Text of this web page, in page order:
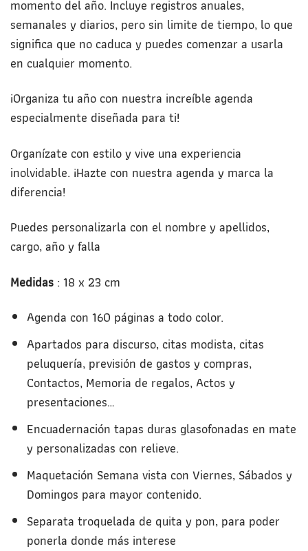
momento del año. Incluye registros anuales,
semanales y diarios, pero sin limite de tiempo, lo que
significa que no caduca y puedes comenzar a usarla
en cualquier momento.
¡Organiza tu año con nuestra increíble agenda
especialmente diseñada para ti!
Organízate con estilo y vive una experiencia
inolvidable. ¡Hazte con nuestra agenda y marca la
diferencia!
Puedes personalizarla con el nombre y apellidos,
cargo, año y falla
Medidas : 18 x 23 cm
Agenda con 160 páginas a todo color.
Apartados para discurso, citas modista, citas
peluquería, previsión de gastos y compras,
Contactos, Memoria de regalos, Actos y
presentaciones…
Encuadernación tapas duras glasofonadas en mate
y personalizadas con relieve.
Maquetación Semana vista con Viernes, Sábados y
Domingos para mayor contenido.
Separata troquelada de quita y pon, para poder
ponerla donde más interese